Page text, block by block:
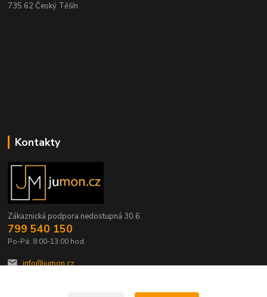
735 62 Český Těšín
Kontakty
Zákaznická podpora nedostupná 30.6.
799 540 150
Po-Pá: 8:00-13:00 hod.
info@jumon.cz